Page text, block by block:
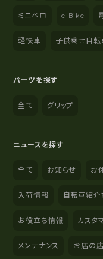
ミニベロ e-Bike
軽快車 子供乗せ自転
パーツを探す
全て グリップ
ニュースを探す
全て お知らせ お
入荷情報 自転車紹介
お役立ち情報 カスタ
メンテナンス お店の